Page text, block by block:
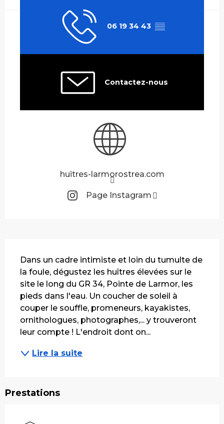
06 19 34 43 ▒▒
Contactez-nous
huitres-larmorostrea.com
Page Instagram
Dans un cadre intimiste et loin du tumulte de
la foule, dégustez les huîtres élevées sur le
site le long du GR 34, Pointe de Larmor, les
pieds dans l'eau. Un coucher de soleil à
couper le souffle, promeneurs, kayakistes,
ornithologues, photographes,... y trouveront
leur compte ! L'endroit dont on...
Lire la suite
Prestations